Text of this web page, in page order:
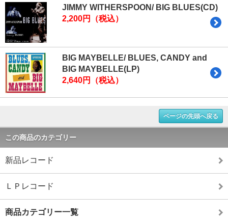
JIMMY WITHERSPOON/ BIG BLUES(CD)
2,200円（税込）
BIG MAYBELLE/ BLUES, CANDY and
BIG MAYBELLE(LP)
2,640円（税込）
ページの先頭へ戻る
この商品のカテゴリー
新品レコード
ＬＰレコード
商品カテゴリー一覧